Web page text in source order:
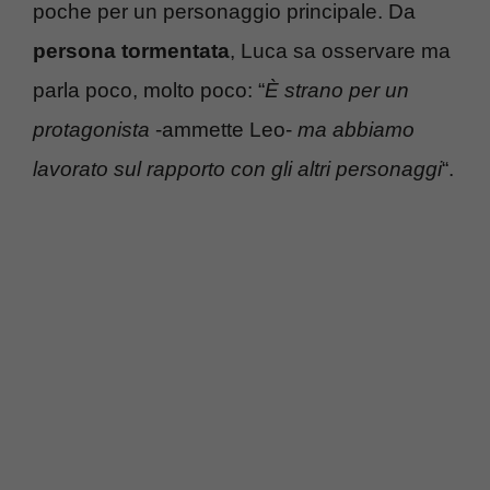
poche per un personaggio principale. Da
persona tormentata, Luca sa osservare ma
parla poco, molto poco: “È strano per un
protagonista -ammette Leo- ma abbiamo
lavorato sul rapporto con gli altri personaggi“.